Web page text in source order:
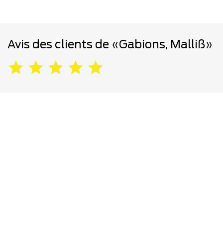
Avis des clients de «Gabions, Malliß»